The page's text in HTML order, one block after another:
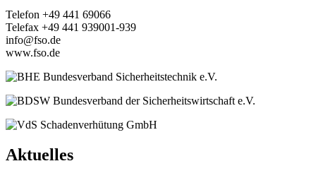
Telefon +49 441 69066
Telefax +49 441 939001-939
info@fso.de
www.fso.de
Aktuelles